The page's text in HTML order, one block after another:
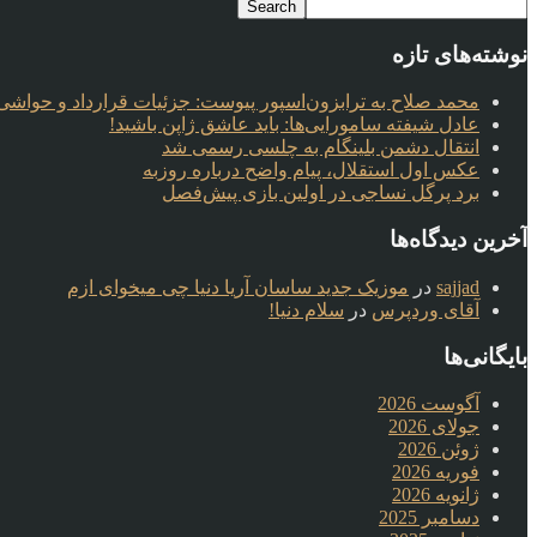
نوشته‌های تازه
محمد صلاح به ترابزون‌اسپور پیوست: جزئیات قرارداد و حواشی
عادل شیفته سامورایی‌ها: باید عاشق ژاپن باشید!
انتقال دشمن بلینگام به چلسی رسمی شد
عکس اول استقلال، پیام واضح درباره روزبه
برد پرگل نساجی در اولین بازی پیش‌فصل
آخرین دیدگاه‌ها
sajjad در موزیک جدید ساسان آریا دنیا چی میخوای ازم
آقای وردپرس در سلام دنیا!
بایگانی‌ها
آگوست 2026
جولای 2026
ژوئن 2026
فوریه 2026
ژانویه 2026
دسامبر 2025